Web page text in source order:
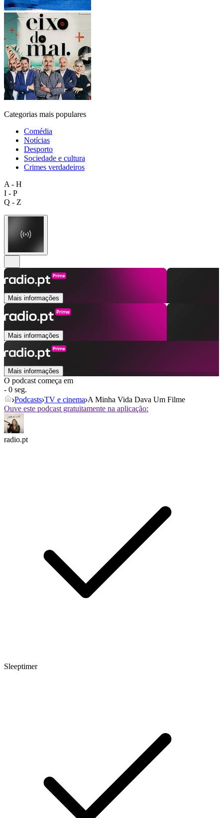
Categorias mais populares
Comédia
Notícias
Desporto
Sociedade e cultura
Crimes verdadeiros
A - H
I - P
Q - Z
Mais informações
Mais informações
Mais informações
O podcast começa em
- 0 seg.
Podcasts TV e cinema A Minha Vida Dava Um Filme
Ouve este podcast gratuitamente na aplicação:
radio.pt
Sleeptimer